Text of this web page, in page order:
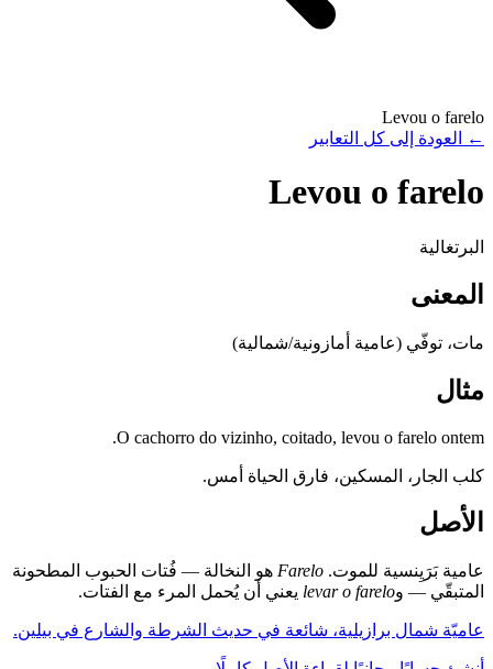
Levou o farelo
←
العودة إلى كل التعابير
Levou o farelo
البرتغالية
المعنى
مات، توفّي (عامية أمازونية/شمالية)
مثال
O cachorro do vizinho, coitado, levou o farelo ontem.
كلب الجار، المسكين، فارق الحياة أمس.
الأصل
عامية بَرَيِنسية للموت. Farelo هو النخالة — فُتات الحبوب المطحونة
المتبقّي — وlevar o farelo يعني أن يُحمل المرء مع الفتات.
عاميّة شمال برازيلية، شائعة في حديث الشرطة والشارع في بيلين.